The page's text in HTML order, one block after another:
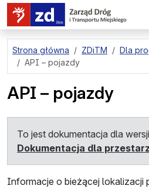
przejdź do treści strony
Strona główna ZDiTM
Dla
API – pojazdy
API – pojazdy
To jest dokumentacja dla
Dokumentacja dla
Informacje o bieżącej lokalizacji